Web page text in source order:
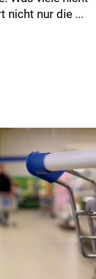
nicht nur die ...